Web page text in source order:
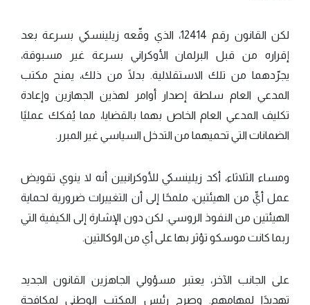
لكن القانون رقم 12414، الذي وقّعه زيلينسكي بسرعة بعد
إقراره من قبل البرلمان الأوكراني بسرعة غير مسبوقة،
يجرّدهما من تلك الاستقلالية. بدلًا من ذلك، يمنح مكتب
المدعي العام سلطة إصدار أوامر لهذين الجهازين وإعادة
تكليف المدعي العام الخاص بهما بالقضايا، مما يُفكك عمليًا
الضمانات التي تحميهما من التدخل السياسي غير المبرر.
ومساء الثلاثاء، أكد زيلينسكي للأوكرانيين أنه لا ينوي تقويض
عمل أيٍّ من الهيئتين، ملمحًا إلى أن التغييرات ضرورية لحماية
الهيئتين من النفوذ الروسي. لكن دون الإشارة إلى الكيفية التي
ربما كانت موسكو تؤثر بها على أي من الوكالتين.
على الجانب الآخر، يعتبر مسؤولي الجاهزين القانون الجديد
تهديدًا لمهامهم. وصرح رئيس المكتب الوطني لمكافحة